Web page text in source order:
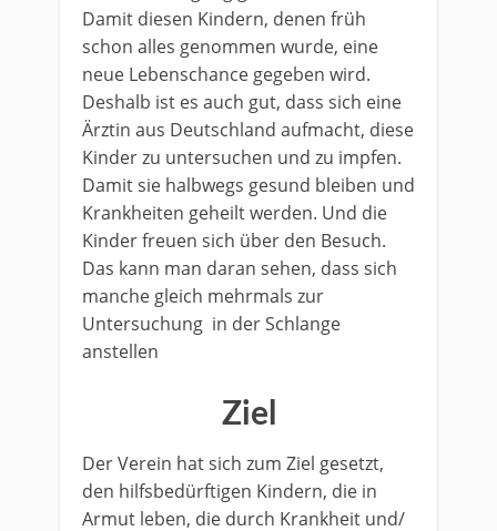
Damit diesen Kindern, denen früh
schon alles genommen wurde, eine
neue Lebenschance gegeben wird.
Deshalb ist es auch gut, dass sich eine
Ärztin aus Deutschland aufmacht, diese
Kinder zu untersuchen und zu impfen.
Damit sie halbwegs gesund bleiben und
Krankheiten geheilt werden. Und die
Kinder freuen sich über den Besuch.
Das kann man daran sehen, dass sich
manche gleich mehrmals zur
Untersuchung in der Schlange
anstellen
Ziel
Der Verein hat sich zum Ziel gesetzt,
den hilfsbedürftigen Kindern, die in
Armut leben, die durch Krankheit und/